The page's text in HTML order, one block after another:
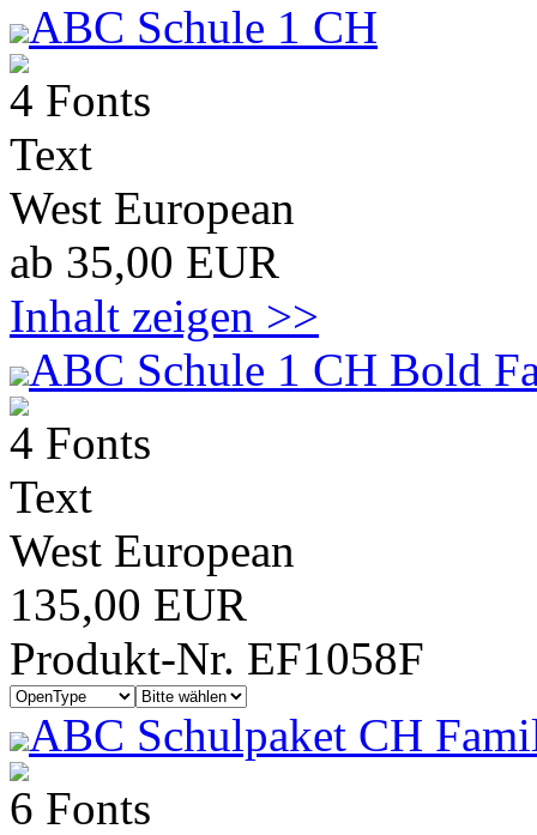
ABC Schule 1 CH
4 Fonts
Text
West European
ab 35,00 EUR
Inhalt zeigen >>
ABC Schule 1 CH Bold
4 Fonts
Text
West European
135,00 EUR
Produkt-Nr. EF1058F
ABC Schulpaket CH
6 Fonts